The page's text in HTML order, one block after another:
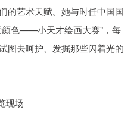
的艺术天赋。她与时任中国国
颜色——小天才绘画大赛”，每
图去呵护、发掘那些闪着光的